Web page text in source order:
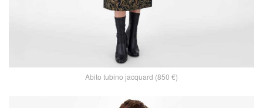
Abito tubino jacquard (850 €)